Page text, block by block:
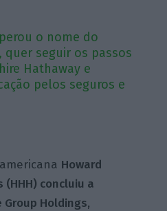
o nome do
seguir os passos
Hathaway e
pelos seguros e
Howard
(HHH) concluiu a
Holdings,